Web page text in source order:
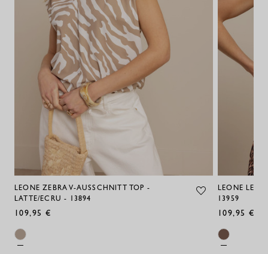
LEONE ZEBRA V-AUSSCHNITT TOP -
LATTE/ECRU - 13894
109,95 €
LEONE
13959
109,95 €